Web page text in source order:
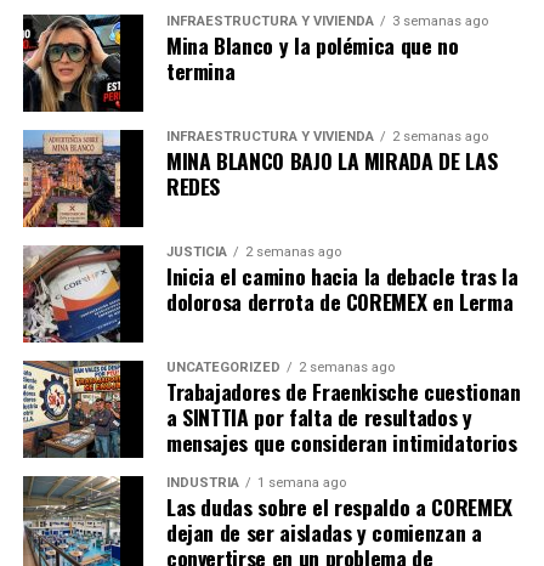
elementos que sus algoritmos utilizan para
tomar decisiones que puedan afectar la relación
laboral. Esto incluye las reglas de asignación de
las consecuencias de las calificaciones otorgadas
por los clientes.
Impacto en el empleo
las decisiones algorítmicas pueden influir en la
asignación de futuros trabajos, la posibilidad de
recibir incentivos o la aplicación de
penalizaciones.
Incentivos y penalizaciones: Las empresas
estarán obligadas a detallar cómo funcionan los
sistemas de recompensas y sanciones, y su
ritmo de trabajo.
¿Qué sigue?
INFRAESTRUCTURA Y VIVIENDA 3 semanas ago
Mina Blanco y la polémica que no
termina
INFRAESTRUCTURA Y VIVIENDA 2 semanas ago
MINA BLANCO BAJO LA MIRADA DE LAS
REDES
JUSTICIA 2 semanas ago
Inicia el camino hacia la debacle tras la
dolorosa derrota de COREMEX en Lerma
UNCATEGORIZED 2 semanas ago
Trabajadores de Fraenkische cuestionan
a SINTTIA por falta de resultados y
mensajes que consideran intimidatorios
INDUSTRIA 1 semana ago
Las dudas sobre el respaldo a COREMEX
dejan de ser aisladas y comienzan a
convertirse en un problema de